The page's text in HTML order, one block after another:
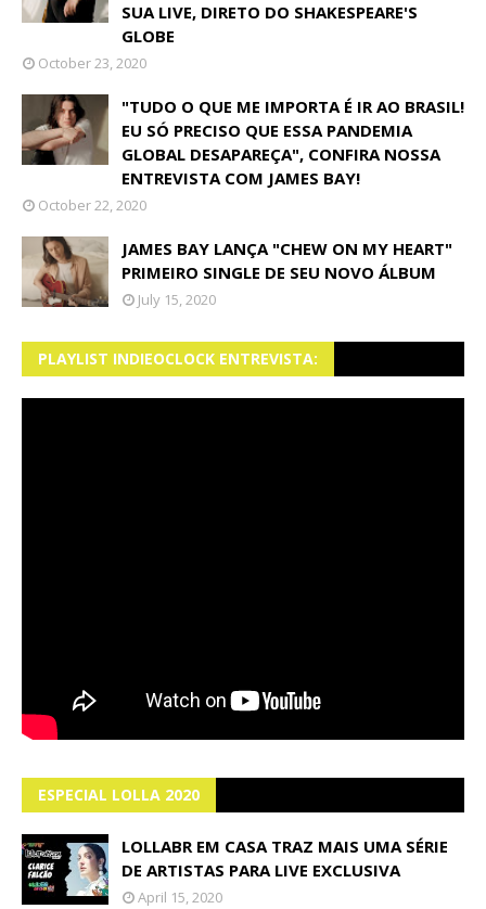
SUA LIVE, DIRETO DO SHAKESPEARE'S
GLOBE
October 23, 2020
"TUDO O QUE ME IMPORTA É IR AO BRASIL!
EU SÓ PRECISO QUE ESSA PANDEMIA
GLOBAL DESAPAREÇA", CONFIRA NOSSA
ENTREVISTA COM JAMES BAY!
October 22, 2020
JAMES BAY LANÇA "CHEW ON MY HEART"
PRIMEIRO SINGLE DE SEU NOVO ÁLBUM
July 15, 2020
PLAYLIST INDIEOCLOCK ENTREVISTA:
ESPECIAL LOLLA 2020
LOLLABR EM CASA TRAZ MAIS UMA SÉRIE
DE ARTISTAS PARA LIVE EXCLUSIVA
April 15, 2020